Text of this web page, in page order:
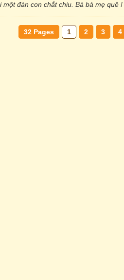
một đàn con chắt chiu. Bà bà mẹ quê
32 Pages 1 2 3 4